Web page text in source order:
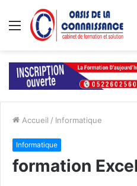
Menu
Accueil / Informatique
Informatique
formation